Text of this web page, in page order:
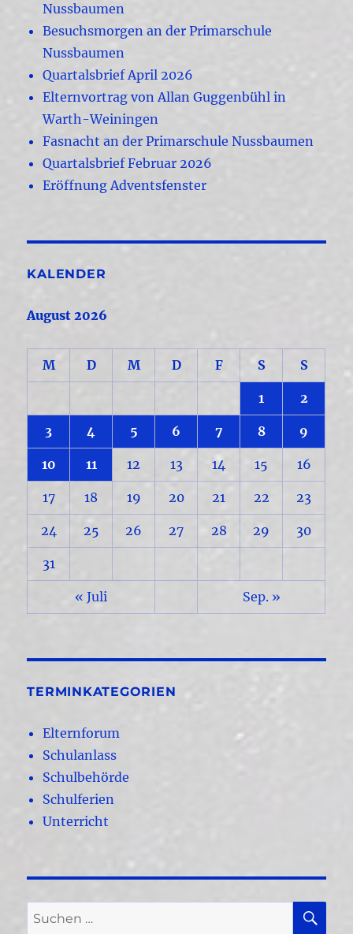
Nussbaumen
Besuchsmorgen an der Primarschule
Nussbaumen
Quartalsbrief April 2026
Elternvortrag von Allan Guggenbühl in
Warth-Weiningen
Fasnacht an der Primarschule Nussbaumen
Quartalsbrief Februar 2026
Eröffnung Adventsfenster
KALENDER
August 2026
M D M D F S S
1 2
3 4 5 6 7 8 9
10 11 12 13 14 15 16
17 18 19 20 21 22 23
24 25 26 27 28 29 30
31
« Juli Sep. »
TERMINKATEGORIEN
Elternforum
Schulanlass
Schulbehörde
Schulferien
Unterricht
Suchen